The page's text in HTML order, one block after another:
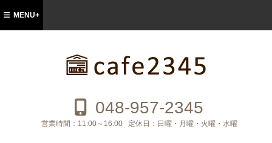
ェ
048-957-2345
営業時間： 11:00～16:00 定休日： 日曜・月曜・火曜・水曜
MENU+